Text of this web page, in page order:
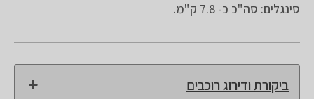
סינגלים: סה"כ כ- 7.8 ק"מ.
ביקורת ודירוג רוכבים